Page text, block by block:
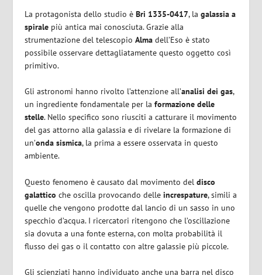
La protagonista dello studio èBri 1335-0417, la galassia a
spirale più antica mai conosciuta.Grazie alla
strumentazione del telescopioAlma dell’Eso è stato
possibile osservare dettagliatamente questo oggetto così
primitivo.
Gli astronomi hanno rivolto l’attenzione all’analisi dei gas,
un ingrediente fondamentale per laformazione delle
stelle. Nello specifico sono riusciti a catturare il movimento
del gas attorno alla galassia e di rivelare la formazione di
un’onda sismica, la prima a essere osservata in questo
ambiente.
Questo fenomeno è causato dal movimento deldisco
galattico che oscilla provocando delleincrespature, simili a
quelle che vengono prodotte dal lancio di un sasso in uno
specchio d’acqua. I ricercatori ritengono che l’oscillazione
sia dovuta a una fonte esterna, con molta probabilità il
flusso dei gas o il contatto con altre galassie più piccole.
Gli scienziati hanno individuato anche una barra nel disco